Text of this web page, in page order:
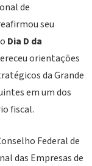
de
seu
Dia D da
orientações
da Grande
em um dos
fiscal.
Federal de
das Empresas de